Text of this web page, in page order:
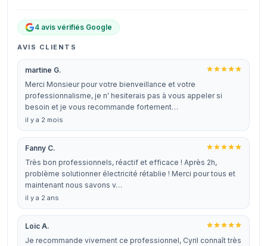
4 avis vérifiés Google
AVIS CLIENTS
martine G.
Merci Monsieur pour votre bienveillance et votre
professionnalisme, je n' hesiterais pas à vous appeler si
besoin et je vous recommande fortement…
il y a 2 mois
Fanny C.
Très bon professionnels, réactif et efficace ! Après 2h,
problème solutionner électricité rétablie ! Merci pour tous et
maintenant nous savons v…
il y a 2 ans
Loic A.
Je recommande vivement ce professionnel, Cyril connaît très